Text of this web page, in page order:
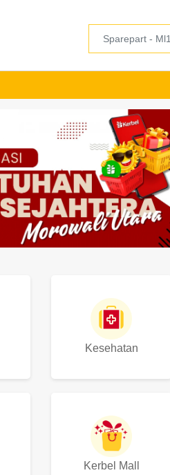
Kesehatan
Kerbel Mall